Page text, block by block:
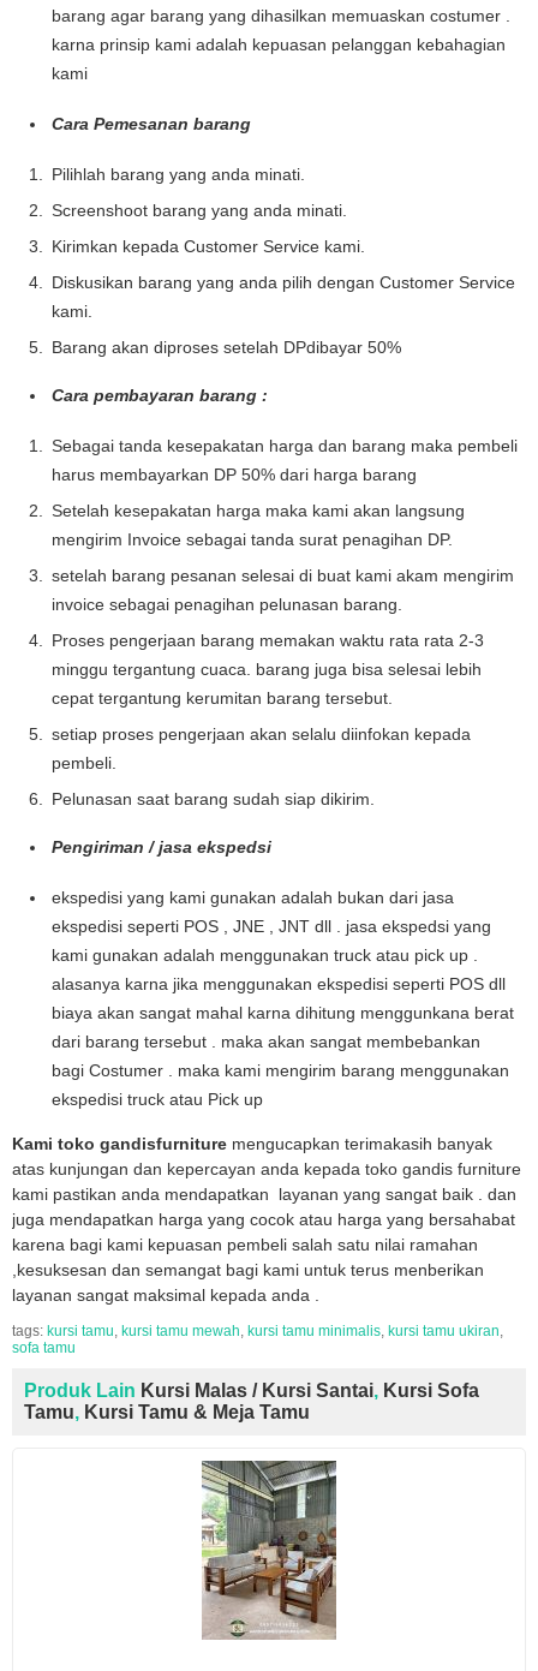
barang agar barang yang dihasilkan memuaskan costumer .
karna prinsip kami adalah kepuasan pelanggan kebahagian
kami
Cara Pemesanan barang
Pilihlah barang yang anda minati.
Screenshoot barang yang anda minati.
Kirimkan kepada Customer Service kami.
Diskusikan barang yang anda pilih dengan Customer Service
kami.
Barang akan diproses setelah DPdibayar 50%
Cara pembayaran barang :
Sebagai tanda kesepakatan harga dan barang maka pembeli
harus membayarkan DP 50% dari harga barang
Setelah kesepakatan harga maka kami akan langsung
mengirim Invoice sebagai tanda surat penagihan DP.
setelah barang pesanan selesai di buat kami akam mengirim
invoice sebagai penagihan pelunasan barang.
Proses pengerjaan barang memakan waktu rata rata 2-3
minggu tergantung cuaca. barang juga bisa selesai lebih
cepat tergantung kerumitan barang tersebut.
setiap proses pengerjaan akan selalu diinfokan kepada
pembeli.
Pelunasan saat barang sudah siap dikirim.
Pengiriman / jasa ekspedsi
ekspedisi yang kami gunakan adalah bukan dari jasa
ekspedisi seperti POS , JNE , JNT dll . jasa ekspedsi yang
kami gunakan adalah menggunakan truck atau pick up .
alasanya karna jika menggunakan ekspedisi seperti POS dll
biaya akan sangat mahal karna dihitung menggunkana berat
dari barang tersebut . maka akan sangat membebankan
bagi Costumer . maka kami mengirim barang menggunakan
ekspedisi truck atau Pick up
Kami toko gandisfurniture mengucapkan terimakasih banyak
atas kunjungan dan kepercayan anda kepada toko gandis furniture
kami pastikan anda mendapatkan layanan yang sangat baik . dan
juga mendapatkan harga yang cocok atau harga yang bersahabat
karena bagi kami kepuasan pembeli salah satu nilai ramahan
,kesuksesan dan semangat bagi kami untuk terus menberikan
layanan sangat maksimal kepada anda .
tags: kursi tamu kursi tamu mewah kursi tamu minimalis kursi tamu ukiran
sofa tamu
Produk Lain Kursi Malas / Kursi Santai, Kursi Sofa
Tamu, Kursi Tamu & Meja Tamu